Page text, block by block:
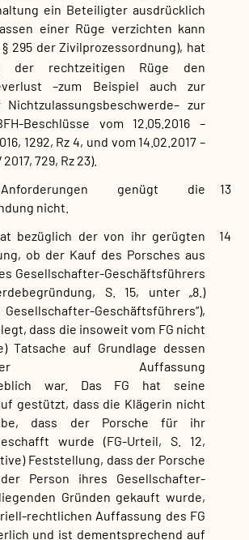
ein Beteiligter ausdrücklich
einer Rüge verzichten kann
§ 295 der Zivilprozessordnung), hat
der rechtzeitigen Rüge den
–zum Beispiel auch zur
zur
Beschlüsse vom 12.05.2016 –
1292, Rz 4, und vom 14.02.2017 –
729, Rz 23).
13
genügt die
nicht.
14
bezüglich der von ihr gerügten
ob der Kauf des Porsches aus
Gesellschafter-Geschäftsführers
S. 15, unter „8.)
Geschäftsführers“),
dass die insoweit vom FG nicht
Tatsache auf Grundlage dessen
Auffassung
war. Das FG hat seine
gestützt, dass die Klägerin nicht
dass der Porsche für ihr
wurde (FG-Urteil, S. 12,
Feststellung, dass der Porsche
Person ihres Gesellschafter-
Gründen gekauft wurde,
rechtlichen Auffassung des FG
und ist dementsprechend auf